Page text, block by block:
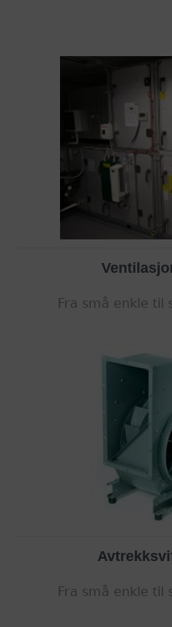
Fra små enkle til
Fra små enkle til